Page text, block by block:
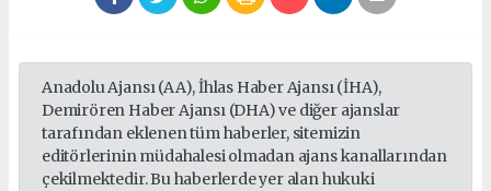
Anadolu Ajansı (AA), İhlas Haber Ajansı (İHA),
Demirören Haber Ajansı (DHA) ve diğer ajanslar
tarafından eklenen tüm haberler, sitemizin
editörlerinin müdahalesi olmadan ajans kanallarından
çekilmektedir. Bu haberlerde yer alan hukuki